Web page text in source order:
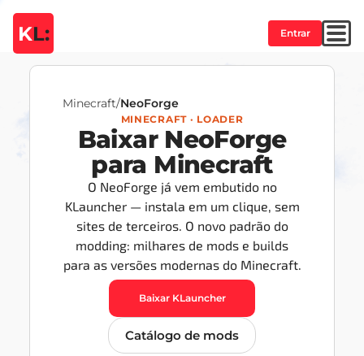
KL: Entrar
Minecraft/NeoForge
MINECRAFT · LOADER
Baixar NeoForge
para Minecraft
O NeoForge já vem embutido no
KLauncher — instala em um clique, sem
sites de terceiros. O novo padrão do
modding: milhares de mods e builds
para as versões modernas do Minecraft.
Baixar KLauncher
Catálogo de mods